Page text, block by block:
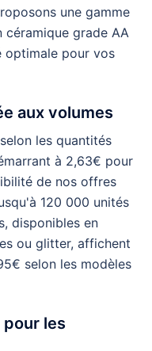
une gamme
grade AA
optimale pour vos
aux volumes
les quantités
à 2,63€ pour
de nos offres
120 000 unités
disponibles en
ou glitter, affichent
selon les modèles
les